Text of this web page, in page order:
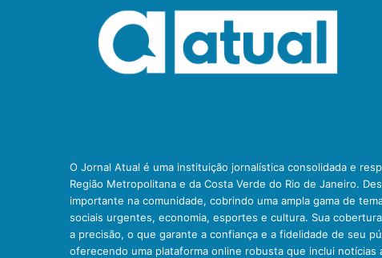
O Jornal Atual é uma instituição jornalística consolidada e
Região Metropolitana e da Costa Verde do Rio de Janeiro.
importante na comunidade, cobrindo uma ampla gama de
sociais urgentes, economia, esportes e cultura. Sua
a precisão, o que garante a confiança e a fidelidade de seu
oferecendo uma plataforma online robusta que inclui